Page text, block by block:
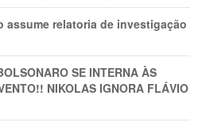
assume relatoria de investigação
SE INTERNA ÀS
NIKOLAS IGNORA FLÁVIO